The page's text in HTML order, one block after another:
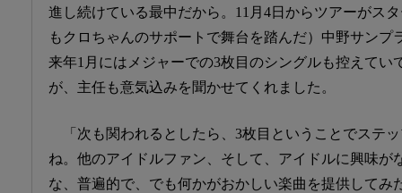
進し続けている最中だから。11月4日からツアーがス
もクロちゃんのサポートで舞台を踏んだ）中野サンプ
来年1月にはメジャーでの3枚目のシングルも控えて
が、主任も意気込みを聞かせてくれました。
「次も関われるとしたら、3枚目ということでステ
ね。他のアイドルファン、そして、アイドルに興味が
な、普遍的で、でも何かがおかしい楽曲を提供してみ